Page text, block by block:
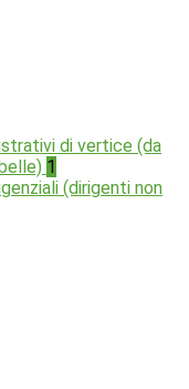
di vertice (da
1
(dirigenti non